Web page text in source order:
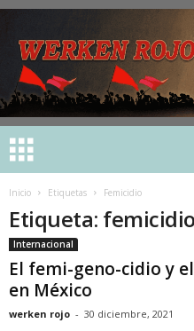
Inicio Etiquetas Femicidio
Etiqueta: femicidio
Internacional
El femi-geno-cidio y
en México
werken rojo - 30 diciembre, 2021